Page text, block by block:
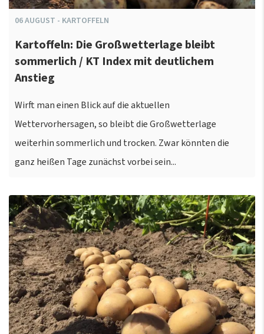
06AUGUST - KARTOFFELN
Kartoffeln: Die Großwetterlage bleibt
sommerlich / KT Index mit deutlichem
Anstieg
Wirft man einen Blick auf die aktuellen
Wettervorhersagen, so bleibt die Großwetterlage
weiterhin sommerlich und trocken. Zwar könnten die
ganz heißen Tage zunächst vorbei sein...